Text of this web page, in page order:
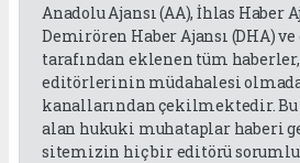
Anadolu Ajansı (AA), İhlas Haber
Demirören Haber Ajansı (DHA)
tarafından eklenen tüm
editörlerinin müdahalesi
kanallarından çekilmektedir.
alan hukuki muhataplar haberi
sitemizin hiç bir editörü sorumlu